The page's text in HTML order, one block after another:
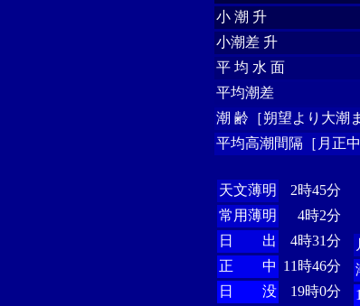
小 潮 升
小潮差 升
平 均 水 面
平均潮差
潮 齢［朔望より大潮
平均高潮間隔［月正中
天文薄明
2時45分
常用薄明
4時2分
日 出
4時31分
正 中 11時46分
日 没
19時0分